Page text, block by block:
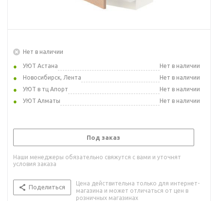
Нет в наличии
УЮТ Астана
Нет в наличии
Новосибирск, Лента
Нет в наличии
УЮТ в тц Апорт
Нет в наличии
УЮТ Алматы
Нет в наличии
Под заказ
Наши менеджеры обязательно свяжутся с вами и уточнят
условия заказа
Поделиться
Цена действительна только для интернет-
магазина и может отличаться от цен в
розничных магазинах